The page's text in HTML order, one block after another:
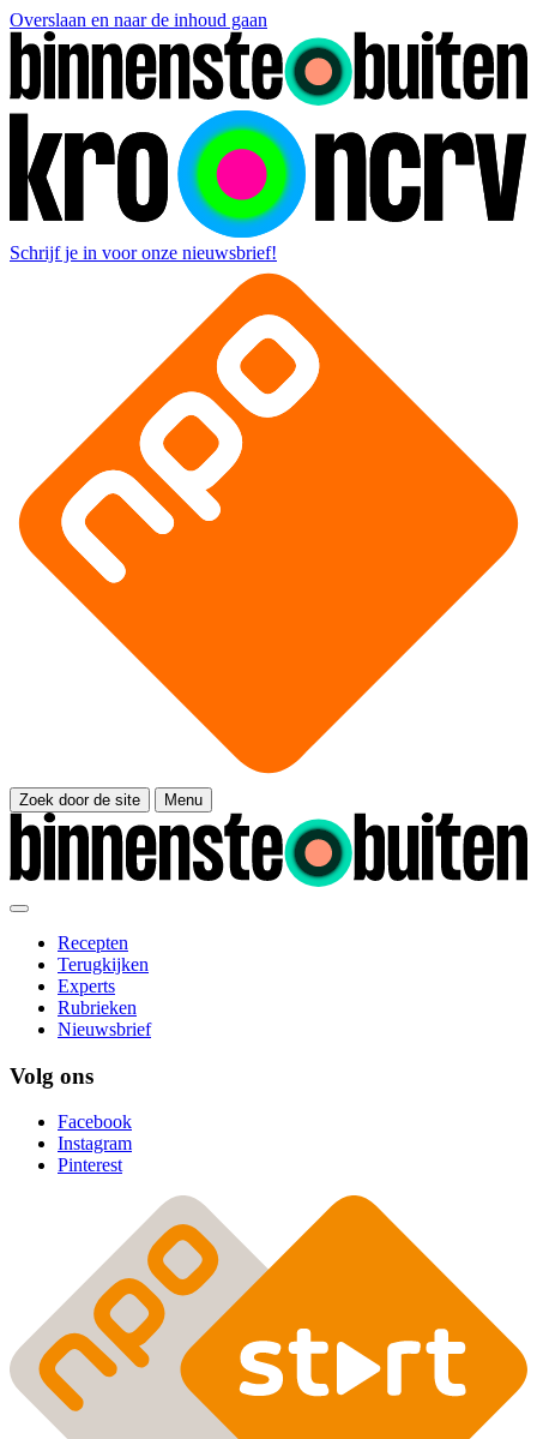
Overslaan en naar de inhoud gaan
Schrijf je in voor onze nieuwsbrief!
Zoek door de site Menu
Recepten
Terugkijken
Experts
Rubrieken
Nieuwsbrief
Volg ons
Facebook
Instagram
Pinterest